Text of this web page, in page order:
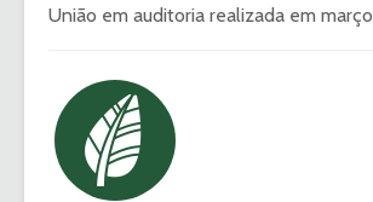
União em auditoria realizada em